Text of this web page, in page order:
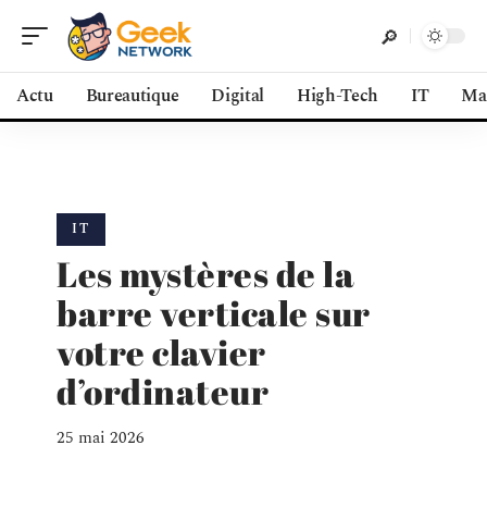
Actu Bureautique Digital High-Tech IT
IT
Les mystères de la
barre verticale sur
votre clavier
d’ordinateur
25 mai 2026